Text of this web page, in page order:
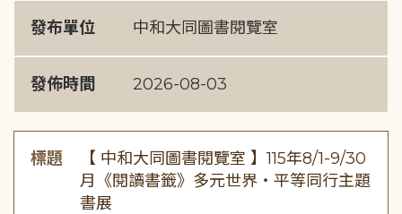
發布單位 中和大同圖書閱覽室
發佈時間 2026-08-03
標題
【 中和大同圖書閱覽室 】115年8/1-9/30
月《閱讀書籤》多元世界・平等同行主題
書展